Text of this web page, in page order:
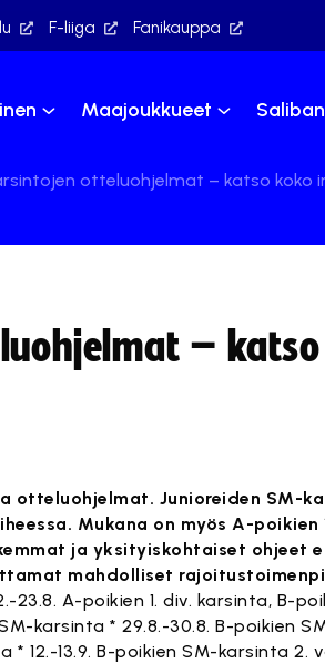
F-liiga Fanikauppa
Maajoukkueet
otteluohjelmat – katso koko
–
otteluohjelmat. Junioreiden SM-
Mukana on myös A-poikien
ja yksityiskohtaiset ohjeet
mahdolliset
23.8. A-poikien 1. div. karsinta, B-
karsinta * 29.8.-30.8. B-poikien
12.-13.9. B-poikien SM-karsinta 2.